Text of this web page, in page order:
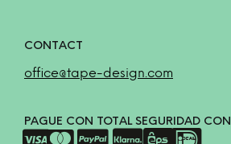
CONTACT
office@tape-design.com
PAGUE CON TOTAL SEGURIDAD CON